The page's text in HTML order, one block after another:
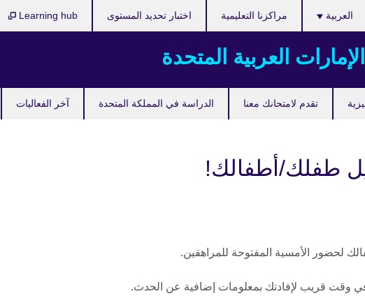
الإمارات العربية المتحدة
تقدم لامتحانك معنا الدراسة في المملكة المتحدة آخر الفعاليات
العربية مراكزنا التعليمية اختبار تحديد المستوى Learning hub
طفلك/أطفالك!
لحضور الأمسية المفتوحة للمراهقين.
وقت قريب لإفادتك بمعلومات إضافية عن الحدث.